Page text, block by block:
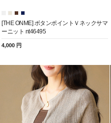
[THE ONME] ボタンポイントＶネックサマ
ーニット nt46495
4,000 円